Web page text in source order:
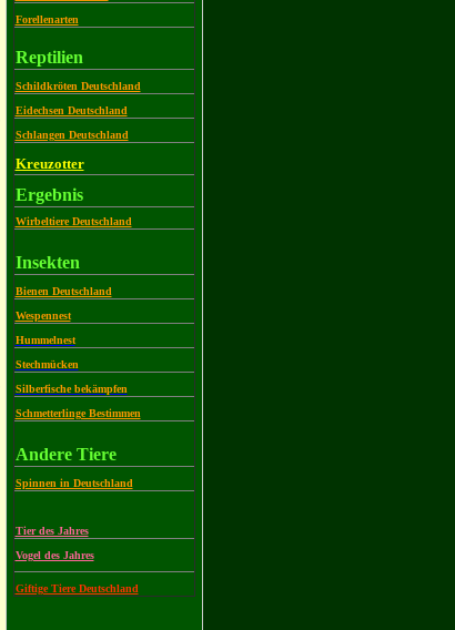
Forellenarten
Reptilien
Schildkröten Deutschland
Eidechsen Deutschland
Schlangen Deutschland
Kreuzotter
Ergebnis
Wirbeltiere Deutschland
Insekten
Bienen Deutschland
Wespennest
Hummelnest
Stechmücken
Silberfische bekämpfen
Schmetterlinge Bestimmen
Andere Tiere
Spinnen in Deutschland
Tier des Jahres
Vogel des Jahres
Giftige Tiere Deutschland